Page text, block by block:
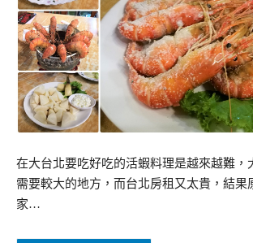
在大台北要吃好吃的活蝦料理是越來越難，
需要較大的地方，而台北房租又太貴，結果
家…